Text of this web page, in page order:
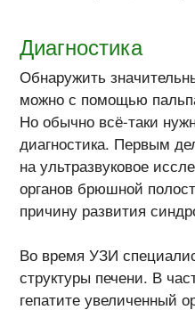
Диагностика
Обнаружить
можно с помощью
Но обычно всё-таки
диагностика. Первым
на ультразвуковое
органов брюшной
причину развития
Во время УЗИ
структуры печени. В
гепатите увеличенный